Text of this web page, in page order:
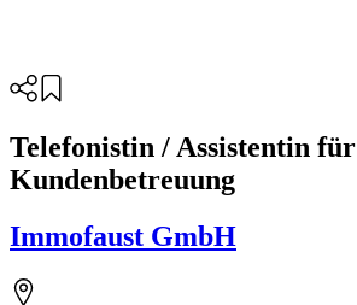
Telefonistin / Assistentin für
Kundenbetreuung
Immofaust GmbH